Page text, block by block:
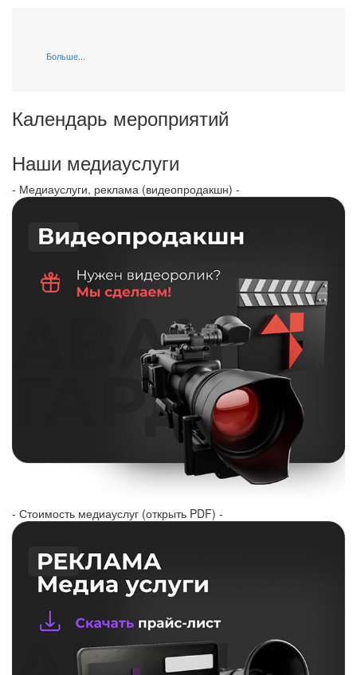
Больше...
Календарь мероприятий
Наши медиауслуги
- Медиауслуги, реклама (видеопродакшн) -
- Стоимость медиауслуг (открыть PDF) -